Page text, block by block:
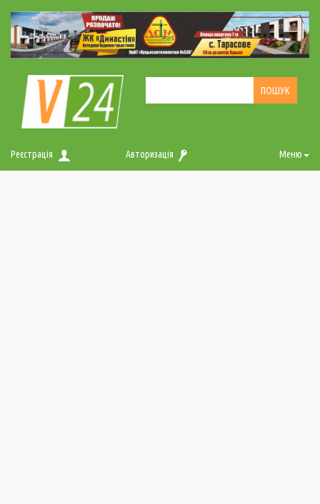
Реєстрація Авторизація Меню